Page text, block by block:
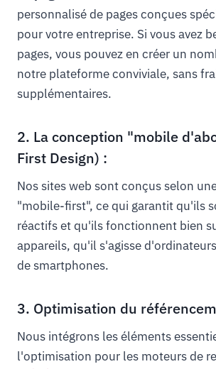
personnalisé de pages conçues
pour votre entreprise. Si vous avez
pages, vous pouvez en créer un
notre plateforme conviviale, sans
supplémentaires.
2. La conception "mobile
First Design) :
Nos sites web sont conçus selon
"mobile-first", ce qui garantit qu'ils
réactifs et qu'ils fonctionnent bien
appareils, qu'il s'agisse
de smartphones.
3. Optimisation du
Nous intégrons les éléments
l'optimisation pour les moteurs de